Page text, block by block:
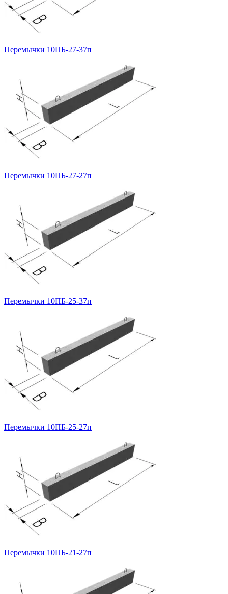
Перемычки 10ПБ-27-37п
Перемычки 10ПБ-27-27п
Перемычки 10ПБ-25-37п
Перемычки 10ПБ-25-27п
Перемычки 10ПБ-21-27п